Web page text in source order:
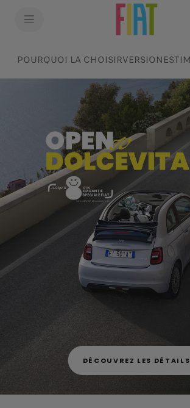
POURQUOI LA CHOISIRVERSION
DÉCOUVREZ LES DÉTAILS